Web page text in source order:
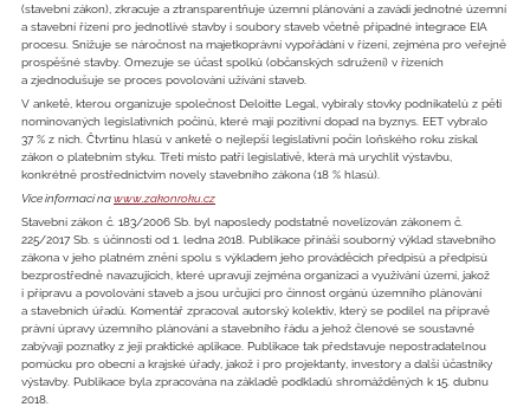
(stavební zákon), zkracuje a ztransparentňuje územní plánování a zavádí jednotné územní
a stavební řízení pro jednotlivé stavby i soubory staveb včetně případné integrace EIA
procesu. Snižuje se náročnost na majetkoprávní vypořádání v řízení, zejména pro veřejně
prospěšné stavby. Omezuje se účast spolků (občanských sdružení) v řízeních
a zjednodušuje se proces povolování užívání staveb.
V anketě, kterou organizuje společnost Deloitte Legal, vybíraly stovky podnikatelů z pěti
nominovaných legislativních počinů, které mají pozitivní dopad na byznys. EET vybralo
37 % z nich. Čtvrtinu hlasů v anketě o nejlepší legislativní počin loňského roku získal
zákon o platebním styku. Třetí místo patří legislativě, která má urychlit výstavbu,
konkrétně prostřednictvím novely stavebního zákona (18 % hlasů).
Více informací nawww.zakonroku.cz
Stavební zákon č. 183/2006 Sb. byl naposledy podstatně novelizován zákonem č.
225/2017 Sb. s účinností od 1. ledna 2018. Publikace přináší souborný výklad stavebního
zákona v jeho platném znění spolu s výkladem jeho prováděcích předpisů a předpisů
bezprostředně navazujících, které upravují zejména organizaci a využívání území, jakož
i přípravu a povolování staveb a jsou určující pro činnost orgánů územního plánování
a stavebních úřadů. Komentář zpracoval autorský kolektiv, který se podílel na přípravě
právní úpravy územního plánování a stavebního řádu a jehož členové se soustavně
zabývají poznatky z její praktické aplikace. Publikace tak představuje nepostradatelnou
pomůcku pro obecní a krajské úřady, jakož i pro projektanty, investory a další účastníky
výstavby. Publikace byla zpracována na základě podkladů shromážděných k 15. dubnu
2018.